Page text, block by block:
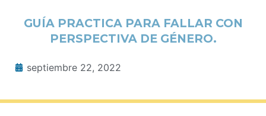
GUÍA PRACTICA PARA FALLAR CON
PERSPECTIVA DE GÉNERO.
septiembre 22, 2022